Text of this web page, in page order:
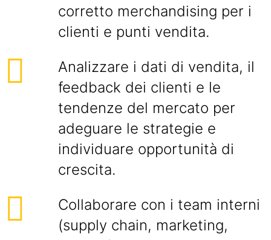
corretto merchandising per i
clienti e punti vendita.
Analizzare i dati di vendita, il
feedback dei clienti e le
tendenze del mercato per
adeguare le strategie e
individuare opportunità di
crescita.
Collaborare con i team interni
(supply chain, marketing,